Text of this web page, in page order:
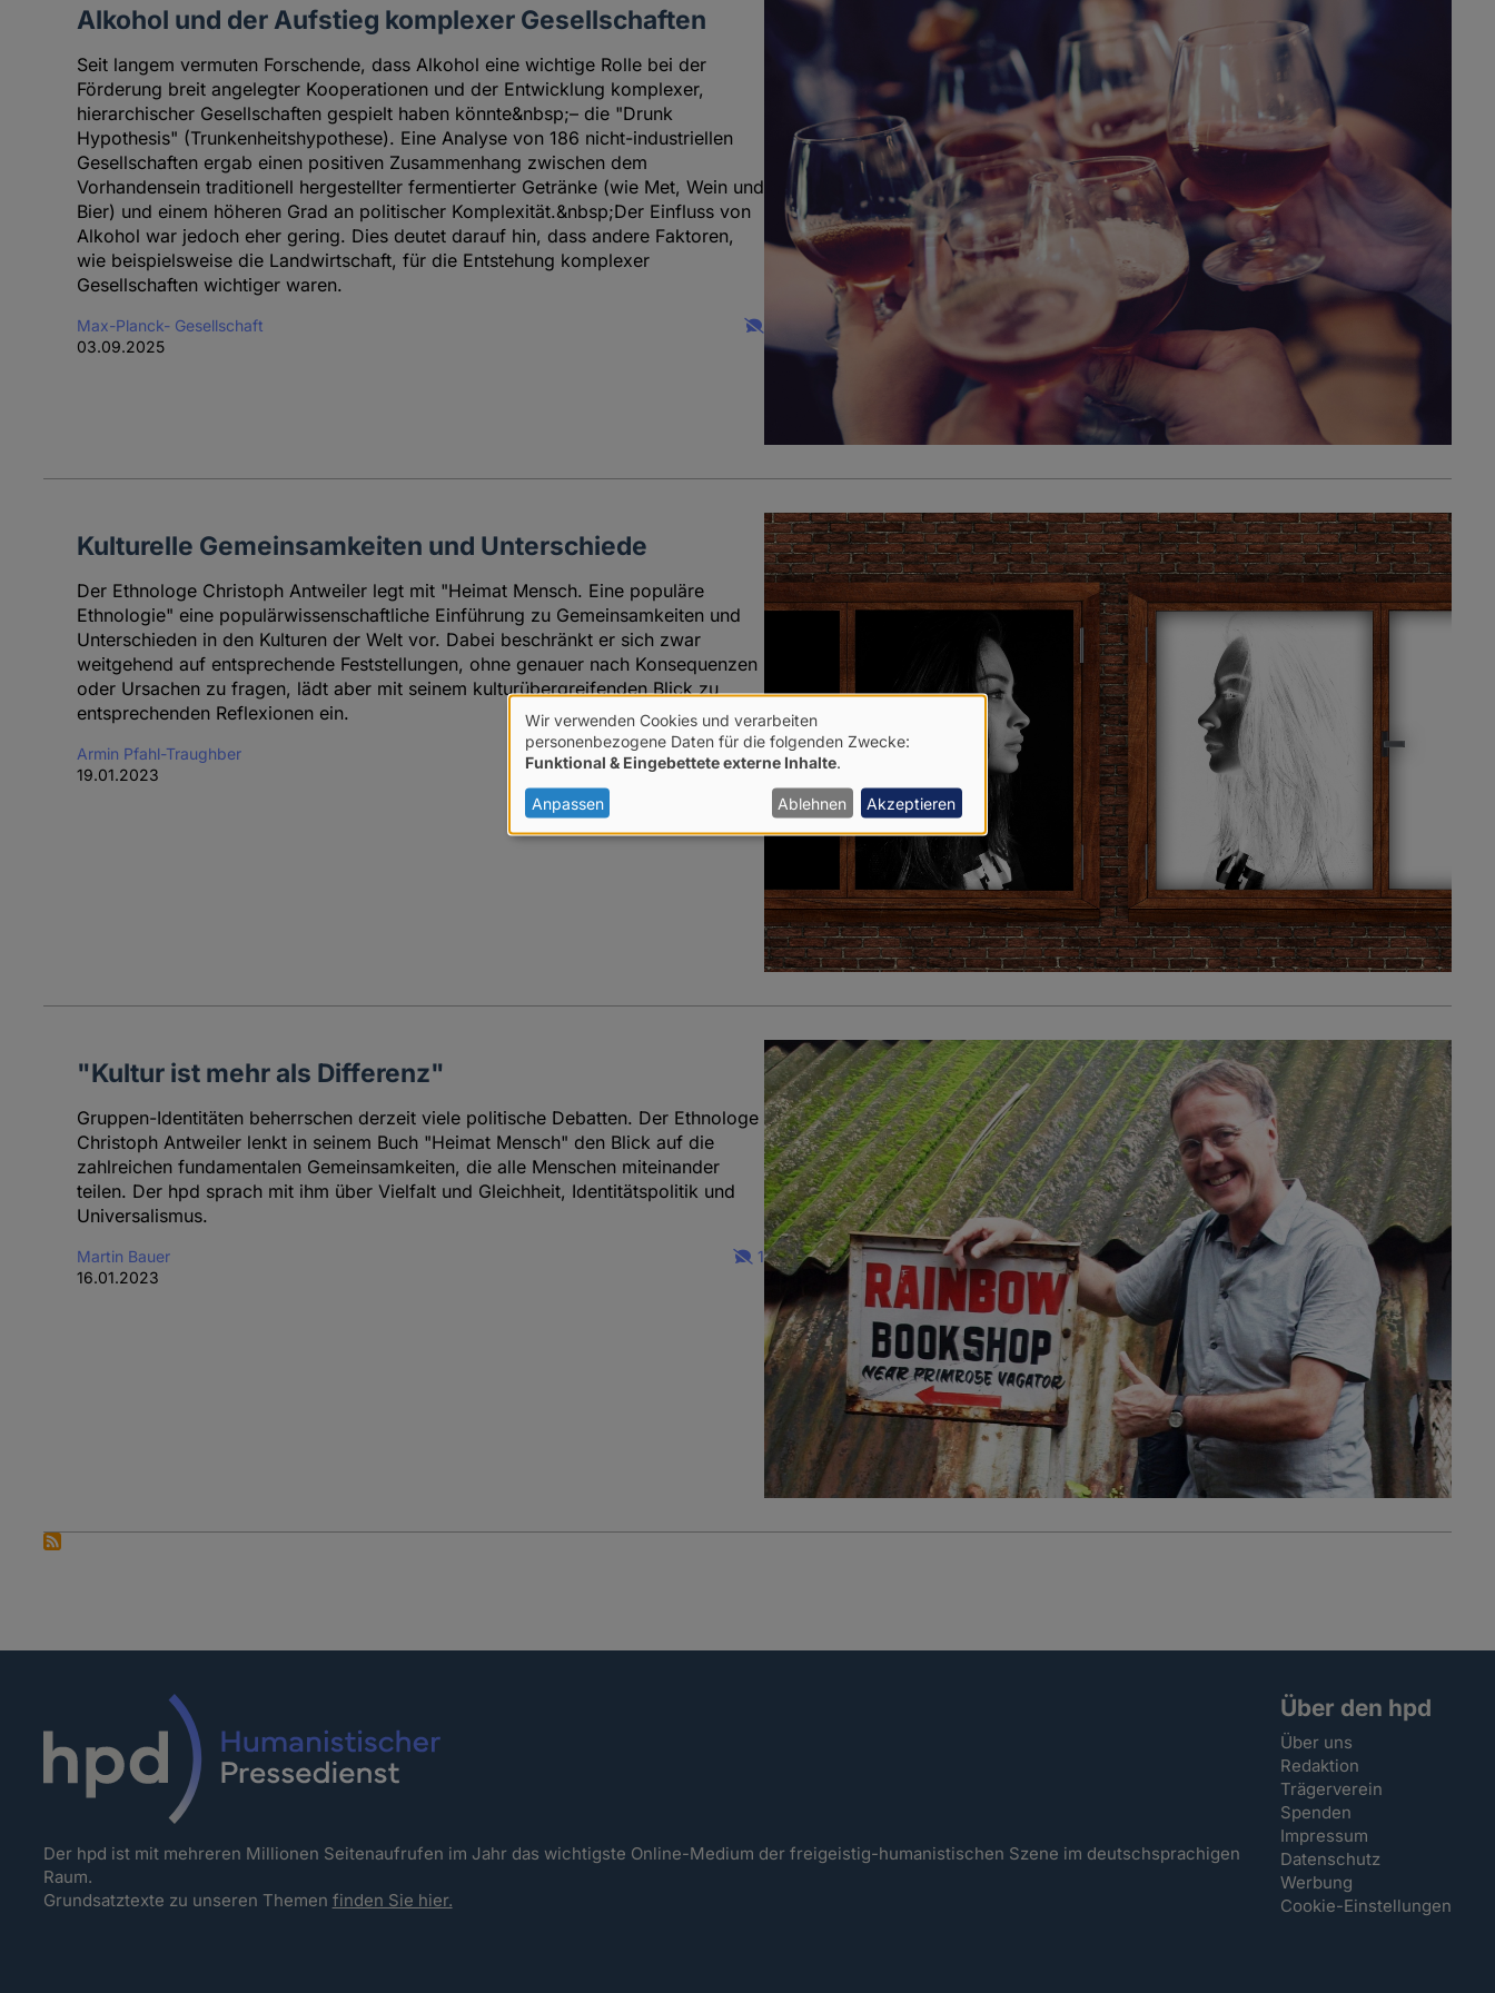
Alkohol und der Aufstieg komplexer Gesellschaften
Seit langem vermuten Forschende, dass Alkohol eine wichtige Rolle bei der
Förderung breit angelegter Kooperationen und der Entwicklung komplexer,
hierarchischer Gesellschaften gespielt haben könnte&nbsp;– die "Drunk
Hypothesis" (Trunkenheitshypothese). Eine Analyse von 186 nicht-industriellen
Gesellschaften ergab einen positiven Zusammenhang zwischen dem
Vorhandensein traditionell hergestellter fermentierter Getränke (wie Met, Wein und
Bier) und einem höheren Grad an politischer Komplexität.&nbsp;Der Einfluss von
Alkohol war jedoch eher gering. Dies deutet darauf hin, dass andere Faktoren,
wie beispielsweise die Landwirtschaft, für die Entstehung komplexer
Gesellschaften wichtiger waren.
Max-Planck- Gesellschaft
03.09.2025
Kulturelle Gemeinsamkeiten und Unterschiede
Der Ethnologe Christoph Antweiler legt mit "Heimat Mensch. Eine populäre
Ethnologie" eine populärwissenschaftliche Einführung zu Gemeinsamkeiten und
Unterschieden in den Kulturen der Welt vor. Dabei beschränkt er sich zwar
weitgehend auf entsprechende Feststellungen, ohne genauer nach Konsequenzen
oder Ursachen zu fragen, lädt aber mit seinem kulturübergreifenden Blick zu
entsprechenden Reflexionen ein.
Armin Pfahl-Traughber
19.01.2023
"Kultur ist mehr als Differenz"
Gruppen-Identitäten beherrschen derzeit viele politische Debatten. Der Ethnologe
Christoph Antweiler lenkt in seinem Buch "Heimat Mensch" den Blick auf die
zahlreichen fundamentalen Gemeinsamkeiten, die alle Menschen miteinander
teilen. Der hpd sprach mit ihm über Vielfalt und Gleichheit, Identitätspolitik und
Universalismus.
Martin Bauer
16.01.2023
1
Der hpd ist mit mehreren Millionen Seitenaufrufen im Jahr das wichtigste Online-Medium der freigeistig-humanistischen Szene im deutschsprachigen
Raum.
Grundsatztexte zu unseren Themen finden Sie hier.
Über den hpd
Über uns
Redaktion
Trägerverein
Spenden
Impressum
Datenschutz
Werbung
Cookie-Einstellungen
Verwendung
von
personenbezogenen
Daten
Wir verwenden Cookies und verarbeiten
personenbezogene Daten für die folgenden Zwecke:
Funktional & Eingebettete externe Inhalte.
Anpassen Ablehnen Akzeptieren